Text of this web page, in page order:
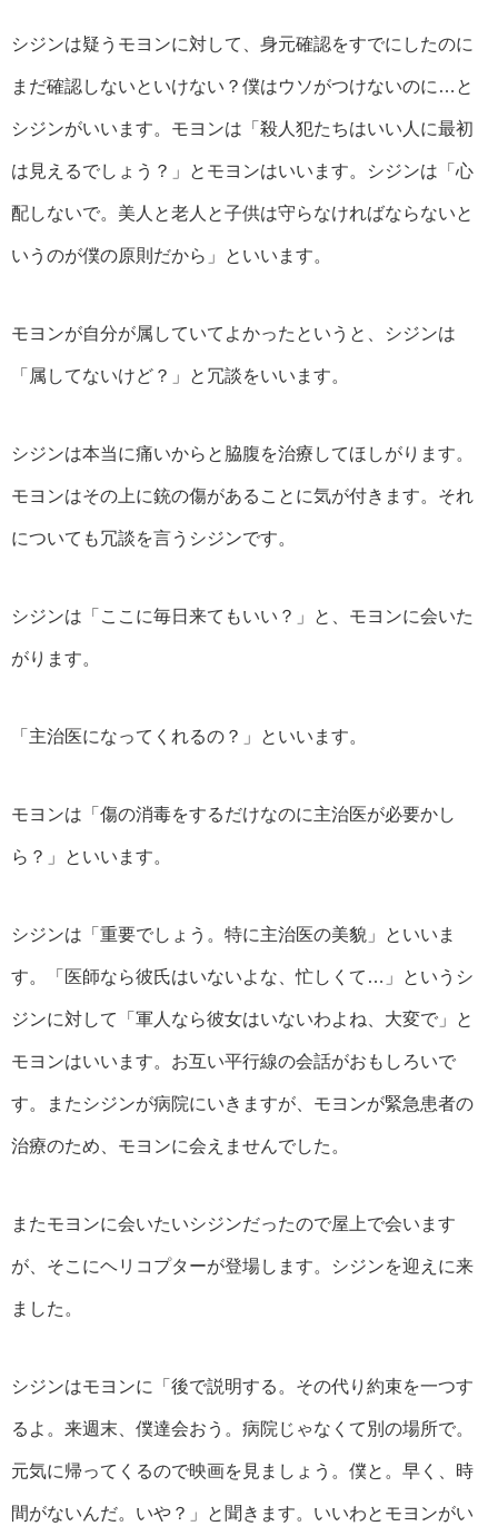
シジンは疑うモヨンに対して、身元確認をすでにしたのに
まだ確認しないといけない？僕はウソがつけないのに…と
シジンがいいます。モヨンは「殺人犯たちはいい人に最初
は見えるでしょう？」とモヨンはいいます。シジンは「心
配しないで。美人と老人と子供は守らなければならないと
いうのが僕の原則だから」といいます。
モヨンが自分が属していてよかったというと、シジンは
「属してないけど？」と冗談をいいます。
シジンは本当に痛いからと脇腹を治療してほしがります。
モヨンはその上に銃の傷があることに気が付きます。それ
についても冗談を言うシジンです。
シジンは「ここに毎日来てもいい？」と、モヨンに会いた
がります。
「主治医になってくれるの？」といいます。
モヨンは「傷の消毒をするだけなのに主治医が必要かし
ら？」といいます。
シジンは「重要でしょう。特に主治医の美貌」といいま
す。「医師なら彼氏はいないよな、忙しくて…」というシ
ジンに対して「軍人なら彼女はいないわよね、大変で」と
モヨンはいいます。お互い平行線の会話がおもしろいで
す。またシジンが病院にいきますが、モヨンが緊急患者の
治療のため、モヨンに会えませんでした。
またモヨンに会いたいシジンだったので屋上で会います
が、そこにヘリコプターが登場します。シジンを迎えに来
ました。
シジンはモヨンに「後で説明する。その代り約束を一つす
るよ。来週末、僕達会おう。病院じゃなくて別の場所で。
元気に帰ってくるので映画を見ましょう。僕と。早く、時
間がないんだ。いや？」と聞きます。いいわとモヨンがい